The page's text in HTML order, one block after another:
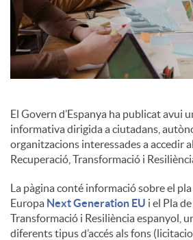
El Govern d’Espanya ha publicat avui
informativa dirigida a ciutadans,
organitzacions interessades a accedir
Recuperació, Transformació i
La pàgina conté informació sobre el
Europa Next Generation EU i el Pla
Transformació i Resiliència espanyol,
diferents tipus d’accés als fons